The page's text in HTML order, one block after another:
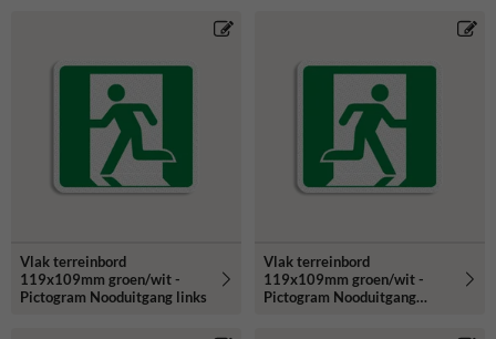
Vlak terreinbord
119x109mm groen/wit -
Pictogram Nooduitgang links
Vlak terreinbord
119x109mm groen/wit -
Pictogram Nooduitgang